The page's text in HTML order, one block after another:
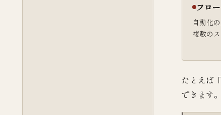
フロー
自動化
複数の
たとえば
できます。